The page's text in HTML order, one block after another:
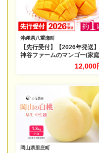
沖縄県八重瀬町
【先行受付】【2026年発送】
神谷ファームのマンゴー(家庭
用)約1Kg - 先行予約 沖縄県産
産地直送 南国フルーツ 旬の味
ンゴー 沖縄県 八重瀬町
12,000
岡山県里庄町